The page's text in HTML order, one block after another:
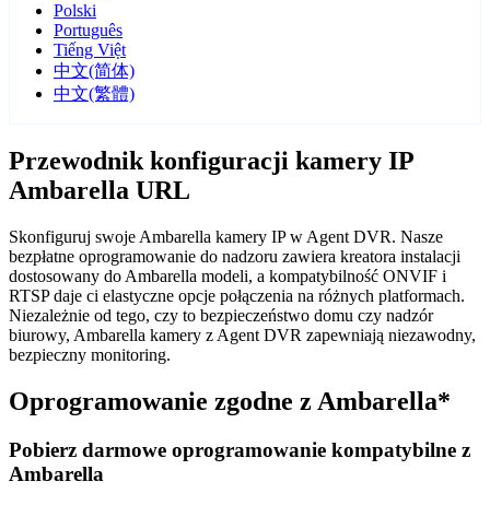
Polski
Português
Tiếng Việt
中文(简体)
中文(繁體)
Przewodnik konfiguracji kamery IP
Ambarella URL
Skonfiguruj swoje Ambarella kamery IP w Agent DVR. Nasze
bezpłatne oprogramowanie do nadzoru zawiera kreatora instalacji
dostosowany do Ambarella modeli, a kompatybilność ONVIF i
RTSP daje ci elastyczne opcje połączenia na różnych platformach.
Niezależnie od tego, czy to bezpieczeństwo domu czy nadzór
biurowy, Ambarella kamery z Agent DVR zapewniają niezawodny,
bezpieczny monitoring.
Oprogramowanie zgodne z Ambarella*
Pobierz darmowe oprogramowanie kompatybilne z
Ambarella